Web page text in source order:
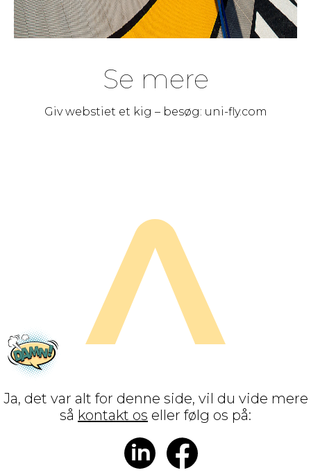
Se mere
Giv webstiet et kig – besøg: uni-fly.com
Ja, det var alt for denne side, vil du vide mere
så kontakt os eller følg os på:
in